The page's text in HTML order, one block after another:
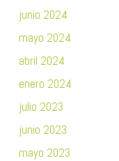
junio 2024
mayo 2024
abril 2024
enero 2024
julio 2023
junio 2023
mayo 2023